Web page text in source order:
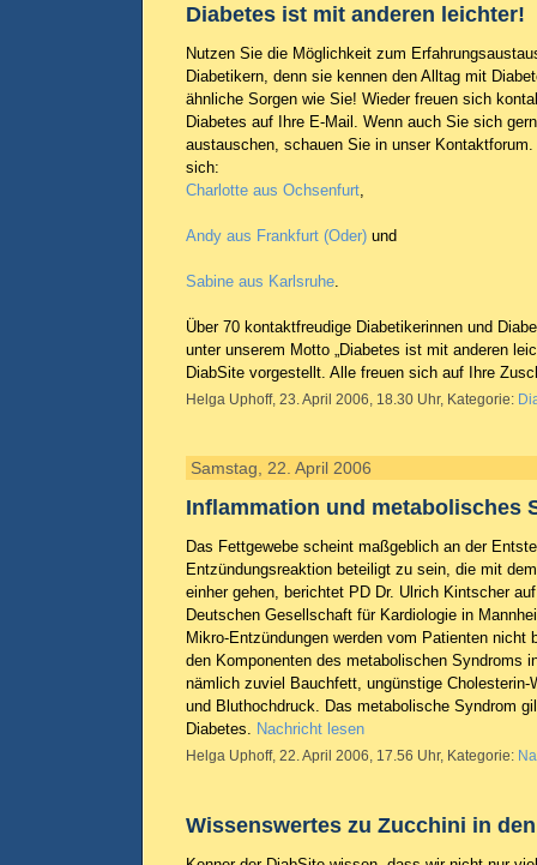
Diabetes ist mit anderen leichter!
Nutzen Sie die Möglichkeit zum
Diabetikern, denn sie kennen den Alltag mit
ähnliche Sorgen wie Sie! Wieder freuen sich
Diabetes auf Ihre E-Mail. Wenn auch Sie sich
austauschen, schauen Sie in unser
sich:
Charlotte aus Ochsenfurt,
Andy aus Frankfurt (Oder) und
Sabine aus Karlsruhe.
Über 70 kontaktfreudige Diabetikerinnen und
unter unserem Motto „Diabetes ist mit anderen
DiabSite vorgestellt. Alle freuen sich auf Ihre
Helga Uphoff, 23. April 2006, 18.30 Uhr, Kategorie:
Samstag, 22. April 2006
Inflammation und metabolisches
Das Fettgewebe scheint maßgeblich an der
Entzündungsreaktion beteiligt zu sein, die mit
einher gehen, berichtet PD Dr. Ulrich Kintscher
Deutschen Gesellschaft für Kardiologie in
Mikro-Entzündungen werden vom Patienten nicht
den Komponenten des metabolischen Syndroms
nämlich zuviel Bauchfett, ungünstige Cholesterin-
und Bluthochdruck. Das metabolische Syndrom
Diabetes. Nachricht lesen
Helga Uphoff, 22. April 2006, 17.56 Uhr, Kategorie:
Wissenswertes zu Zucchini in